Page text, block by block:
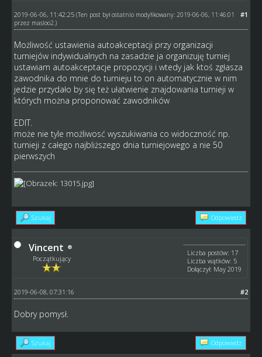
#1
2019-06-06, 11:42:25 (Ten post był ostatnio modyfikowany: 2019-06-06, 11:46:01
przez masloo2 .)
Możliwość ustawienia autoakceptacji przy organizacji
turniejów indywidualnych na zasadzie ja organizuję turniej
ustawiam autoakceptacje propozycji i wtedy jak ktoś zgłasza
zawodnika do mnie do turnieju to on automatycznie w nim
jedzie przydało by się też ułatwienie znajdowania turnieji w
których można proponować zawodników
EDIT.
może nie tyle możliwosć wyszukiwania co widoczność np.
turnieji z całego najbliższego dnia turniejowego a nie 50
pierwszych
Szukaj Odpowiedz
Vincent
Początkujący
Liczba postów: 17
Liczba wątków: 5
Dołączył: May 2019
#2
2019-06-08, 07:31:16
Dobry pomysł.
Szukaj Odpowiedz